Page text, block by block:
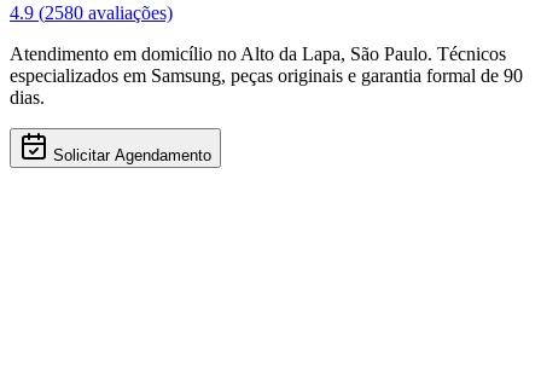
4.9 (2580 avaliações)
Atendimento em domicílio no Alto da Lapa, São Paulo. Técnicos
especializados em Samsung, peças originais e garantia formal de 90
dias.
Solicitar Agendamento